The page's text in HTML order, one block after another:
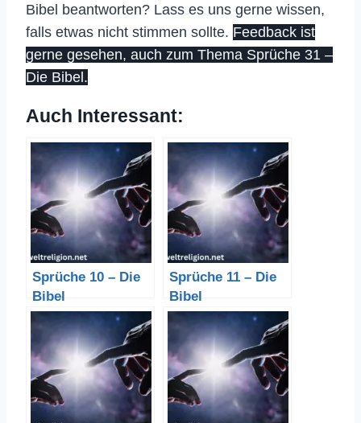
Bibel beantworten? Lass es uns gerne wissen,
falls etwas nicht stimmen sollte. Feedback ist
gerne gesehen, auch zum Thema Sprüche 31 –
Die Bibel.
Auch Interessant:
Sprüche 10 – Die
Bibel
Sprüche 11 – Die
Bibel